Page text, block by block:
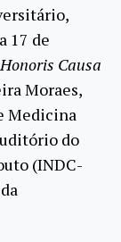
17 de
Honoris Causa
Moraes,
Medicina
do
(INDC-